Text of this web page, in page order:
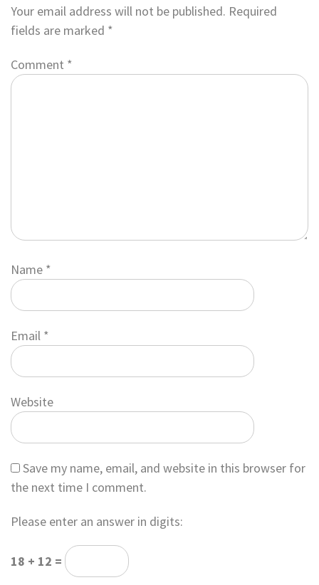
Your email address will not be published. Required
fields are marked *
Comment *
Name *
Email *
Website
Save my name, email, and website in this browser for
the next time I comment.
Please enter an answer in digits:
18 + 12 =